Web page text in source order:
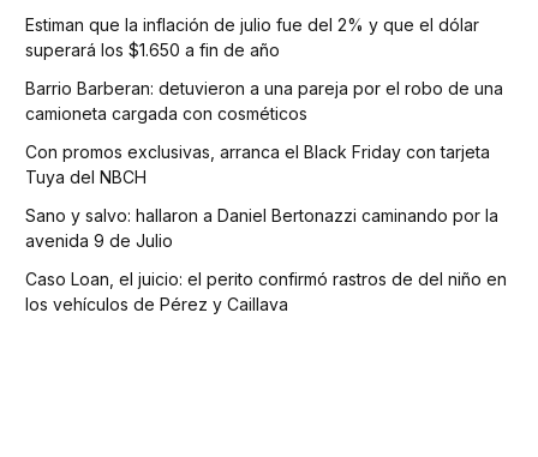
Estiman que la inflación de julio fue del 2% y que el dólar
superará los $1.650 a fin de año
Barrio Barberan: detuvieron a una pareja por el robo de una
camioneta cargada con cosméticos
Con promos exclusivas, arranca el Black Friday con tarjeta
Tuya del NBCH
Sano y salvo: hallaron a Daniel Bertonazzi caminando por la
avenida 9 de Julio
Caso Loan, el juicio: el perito confirmó rastros de del niño en
los vehículos de Pérez y Caillava